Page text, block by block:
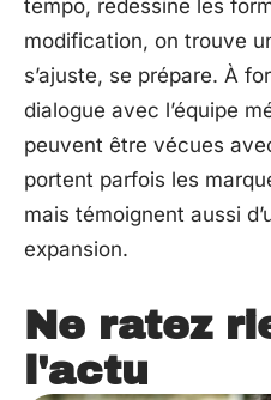
tempo, redessine les
modification, on trouve
s’ajuste, se prépare. À
dialogue avec l’équipe
peuvent être vécues
portent parfois les
mais témoignent aussi
expansion.
Ne ratez
l'actu